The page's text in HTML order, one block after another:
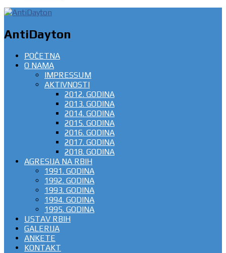
AntiDayton
POČETNA
O NAMA
IMPRESSUM
AKTIVNOSTI
2012. GODINA
2013. GODINA
2014. GODINA
2015. GODINA
2016. GODINA
2017. GODINA
2018. GODINA
AGRESIJA NA RBIH
1991. GODINA
1992. GODINA
1993. GODINA
1994. GODINA
1995. GODINA
USTAV RBIH
GALERIJA
ANKETE
KONTAKT